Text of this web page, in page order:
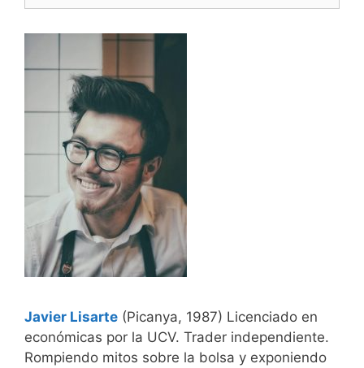
Javier Lisarte (Picanya, 1987) Licenciado en
económicas por la UCV. Trader independiente.
Rompiendo mitos sobre la bolsa y exponiendo